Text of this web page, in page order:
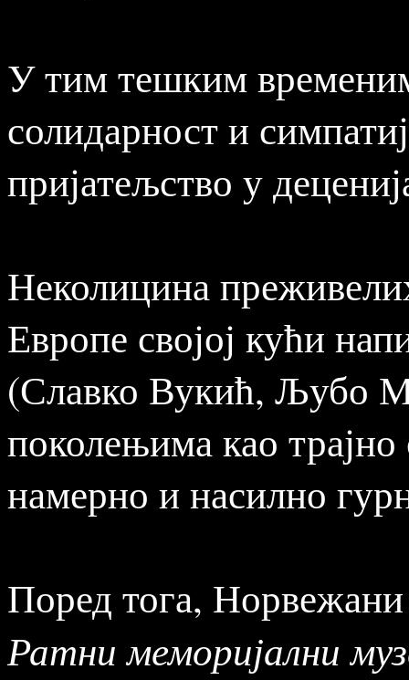
У тим тешким
солидарност и
пријатељство у
Неколицина
Европе својој кући
(Славко Вукић, Љубо
поколењима као
намерно и насилно
Поред тога,
Ратни меморијални